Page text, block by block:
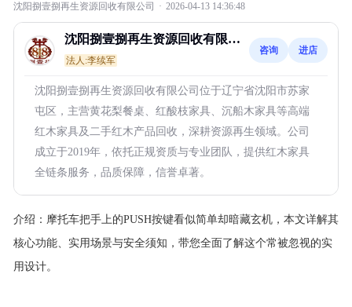
沈阳捌壹捌再生资源回收有限公司 · 2026-04-13 14:36:48
沈阳捌壹捌再生资源回收有限公
司
法人:李续军
咨询 进店
沈阳捌壹捌再生资源回收有限公司位于辽宁省沈阳市苏家
屯区，主营黄花梨餐桌、红酸枝家具、沉船木家具等高端
红木家具及二手红木产品回收，深耕资源再生领域。公司
成立于2019年，依托正规资质与专业团队，提供红木家具
全链条服务，品质保障，信誉卓著。
介绍： 摩托车把手上的PUSH按键看似简单却暗藏玄机，本文详解其
核心功能、实用场景与安全须知，带您全面了解这个常被忽视的实
用设计。